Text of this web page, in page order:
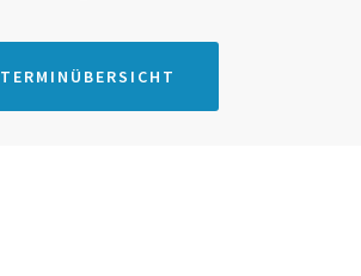
TERMINÜBERSICHT